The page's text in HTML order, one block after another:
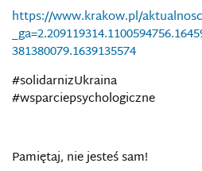
https://www.krakow.pl/
381380079.1639135574
#solidarnizUkraina
#wsparciepsychologiczne
Pamiętaj, nie jesteś sam!